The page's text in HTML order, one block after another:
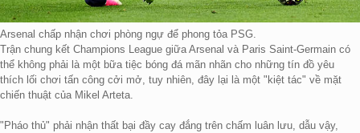
Arsenal chấp nhận chơi phòng ngự để phong tỏa PSG.
Trận chung kết Champions League giữa Arsenal và Paris Saint-Germain có
thể không phải là một bữa tiệc bóng đá mãn nhãn cho những tín đồ yêu
thích lối chơi tấn công cởi mở, tuy nhiên, đây lại là một "kiệt tác" về mặt
chiến thuật của Mikel Arteta.
"Pháo thủ" phải nhận thất bại đầy cay đắng trên chấm luân lưu, dẫu vậy,